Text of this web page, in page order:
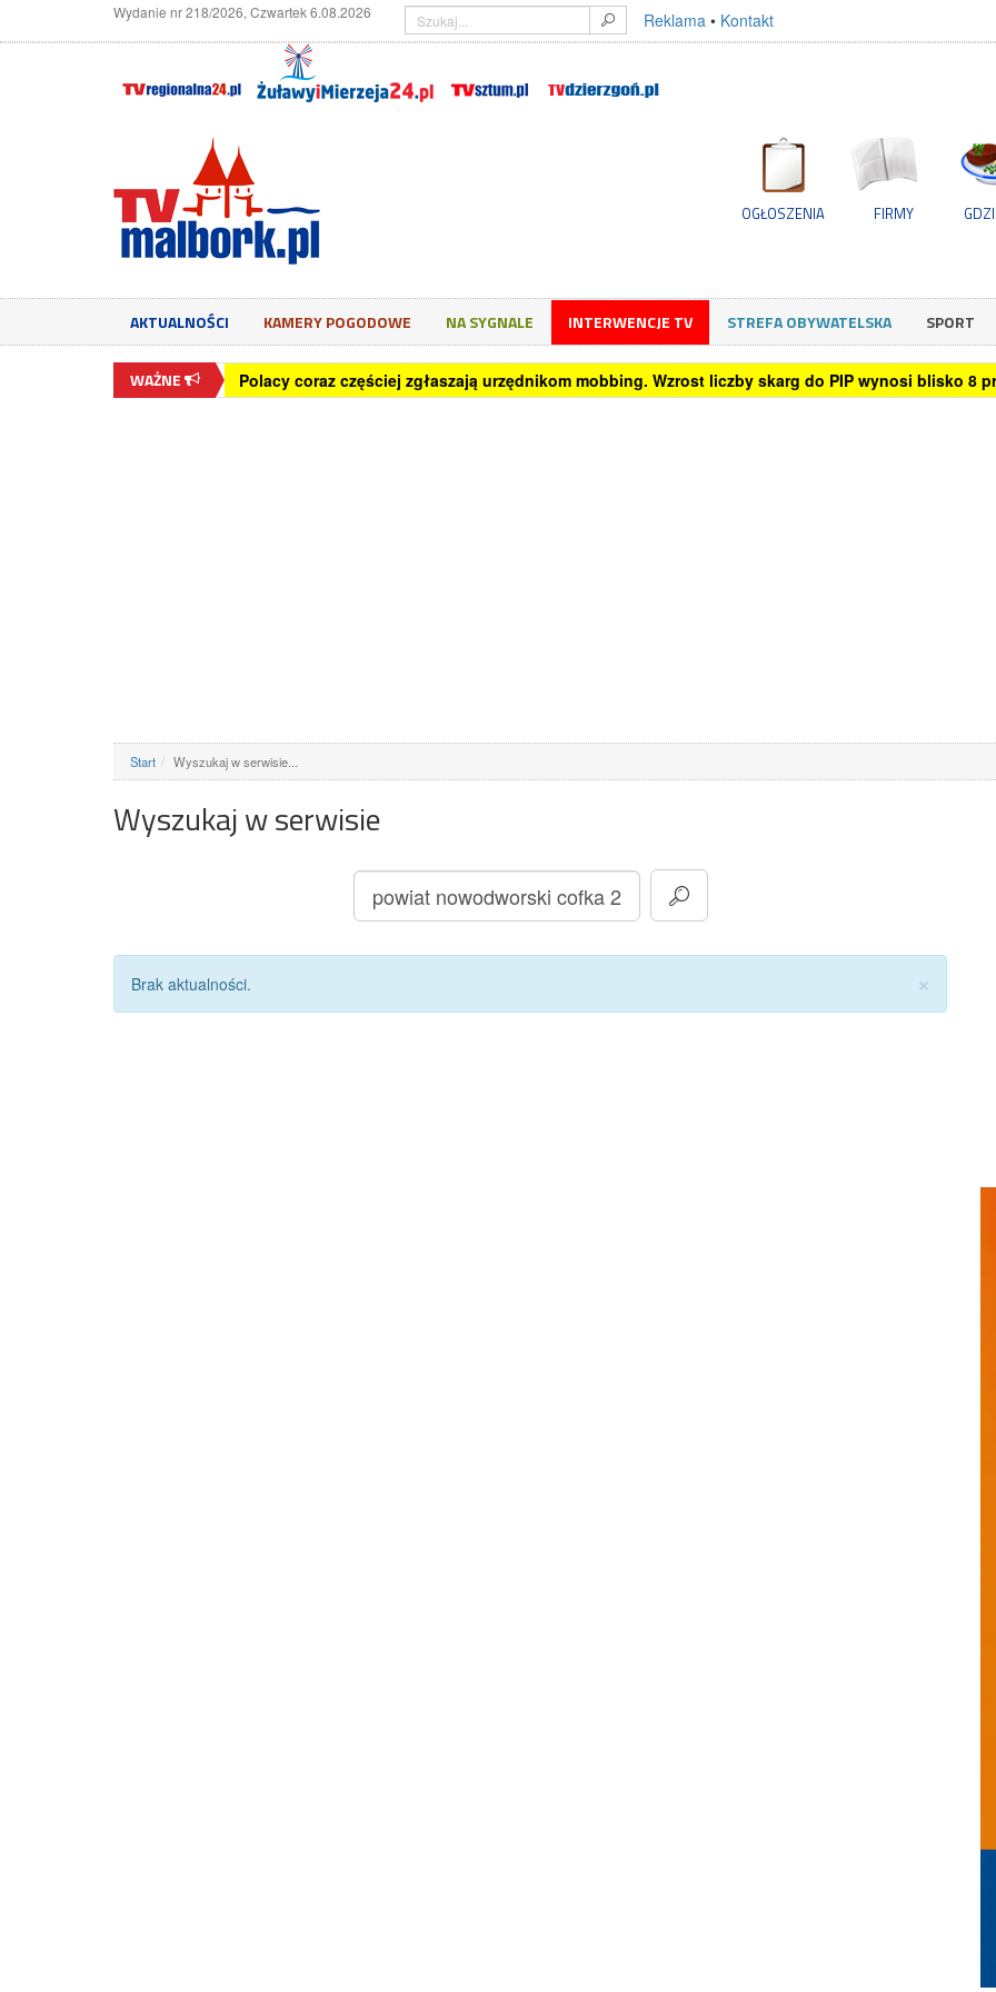
Wydanie nr 218/2026, Czwartek 6.08.2026 Reklama • Kontakt
OGŁOSZENIA FIRMY
AKTUALNOŚCI KAMERY POGODOWE NA SYGNALE INTERWENCJE TV STREFA OBYWATELSKA SPORT
WAŻNE Polacy coraz częściej zgłaszają urzędnikom mobbing. Wzrost liczby skarg do PIP wynosi blisko 8
Start Wyszukaj w serwisie...
Wyszukaj w serwisie
×
Brak aktualności.